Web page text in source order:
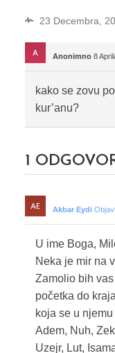
23 Decembra,
Anonimno 8
kako se zovu
kur’anu?
1
Akbar Eydi
U ime Boga,
Neka je mir na
Zamolio bih
početka do
koja se u
Adem, Nuh,
Uzejr, Lut,